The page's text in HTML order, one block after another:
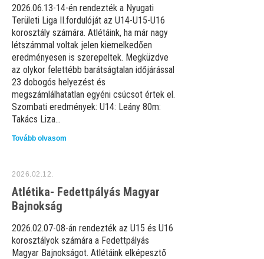
2026.06.13-14-én rendezték a Nyugati
Területi Liga II.fordulóját az U14-U15-U16
korosztály számára. Atlétáink, ha már nagy
létszámmal voltak jelen kiemelkedően
eredményesen is szerepeltek. Megküzdve
az olykor felettébb barátságtalan időjárással
23 dobogós helyezést és
megszámlálhatatlan egyéni csúcsot értek el.
Szombati eredmények: U14: Leány 80m:
Takács Liza...
Tovább olvasom
2026.02.12.
Atlétika- Fedettpályás Magyar
Bajnokság
2026.02.07-08-án rendezték az U15 és U16
korosztályok számára a Fedettpályás
Magyar Bajnokságot. Atlétáink elképesztő